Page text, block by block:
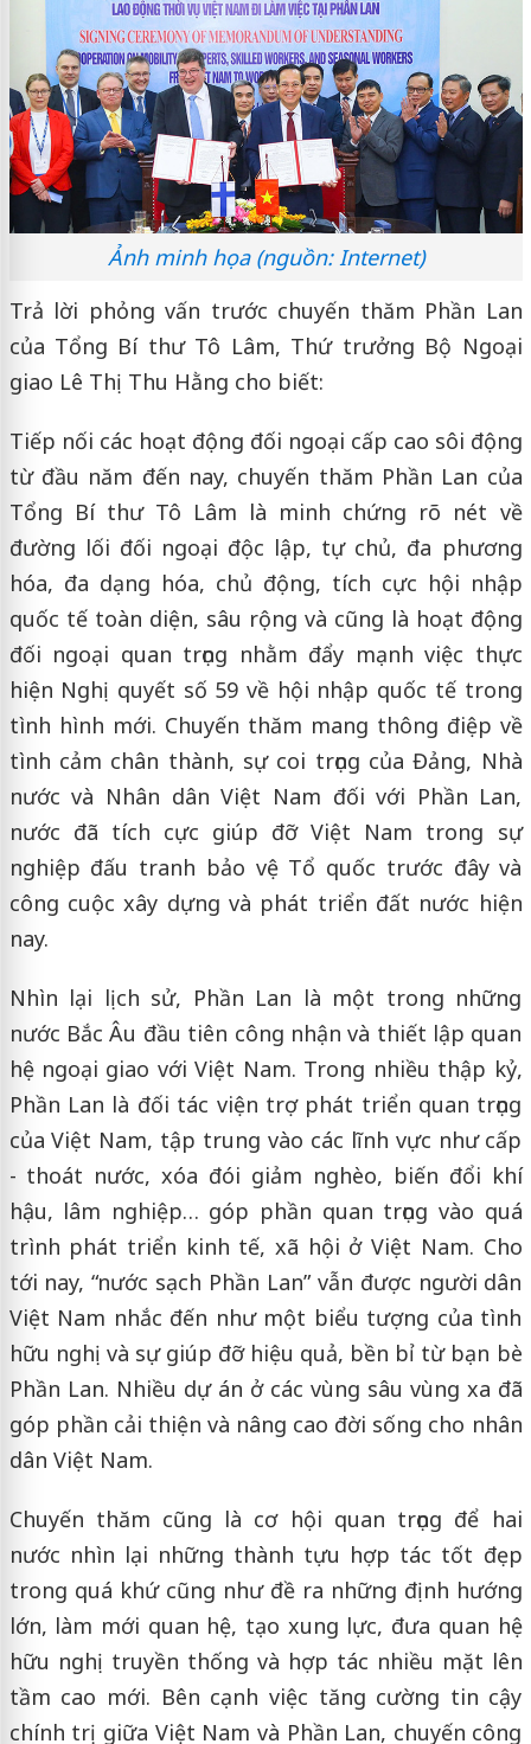
Ảnh minh họa (nguồn: Internet)
Trả lời phỏng vấn trước chuyến thăm Phần Lan
của Tổng Bí thư Tô Lâm, Thứ trưởng Bộ Ngoại
giao Lê Thị Thu Hằng cho biết:
Tiếp nối các hoạt động đối ngoại cấp cao sôi động
từ đầu năm đến nay, chuyến thăm Phần Lan của
Tổng Bí thư Tô Lâm là minh chứng rõ nét về
đường lối đối ngoại độc lập, tự chủ, đa phương
hóa, đa dạng hóa, chủ động, tích cực hội nhập
quốc tế toàn diện, sâu rộng và cũng là hoạt động
đối ngoại quan trọng nhằm đẩy mạnh việc thực
hiện Nghị quyết số 59 về hội nhập quốc tế trong
tình hình mới. Chuyến thăm mang thông điệp về
tình cảm chân thành, sự coi trọng của Đảng, Nhà
nước và Nhân dân Việt Nam đối với Phần Lan,
nước đã tích cực giúp đỡ Việt Nam trong sự
nghiệp đấu tranh bảo vệ Tổ quốc trước đây và
công cuộc xây dựng và phát triển đất nước hiện
nay.
Nhìn lại lịch sử, Phần Lan là một trong những
nước Bắc Âu đầu tiên công nhận và thiết lập quan
hệ ngoại giao với Việt Nam. Trong nhiều thập kỷ,
Phần Lan là đối tác viện trợ phát triển quan trọng
của Việt Nam, tập trung vào các lĩnh vực như cấp
- thoát nước, xóa đói giảm nghèo, biến đổi khí
hậu, lâm nghiệp… góp phần quan trọng vào quá
trình phát triển kinh tế, xã hội ở Việt Nam. Cho
tới nay, “nước sạch Phần Lan” vẫn được người dân
Việt Nam nhắc đến như một biểu tượng của tình
hữu nghị và sự giúp đỡ hiệu quả, bền bỉ từ bạn bè
Phần Lan. Nhiều dự án ở các vùng sâu vùng xa đã
góp phần cải thiện và nâng cao đời sống cho nhân
dân Việt Nam.
Chuyến thăm cũng là cơ hội quan trọng để hai
nước nhìn lại những thành tựu hợp tác tốt đẹp
trong quá khứ cũng như đề ra những định hướng
lớn, làm mới quan hệ, tạo xung lực, đưa quan hệ
hữu nghị truyền thống và hợp tác nhiều mặt lên
tầm cao mới. Bên cạnh việc tăng cường tin cậy
chính trị giữa Việt Nam và Phần Lan, chuyến công